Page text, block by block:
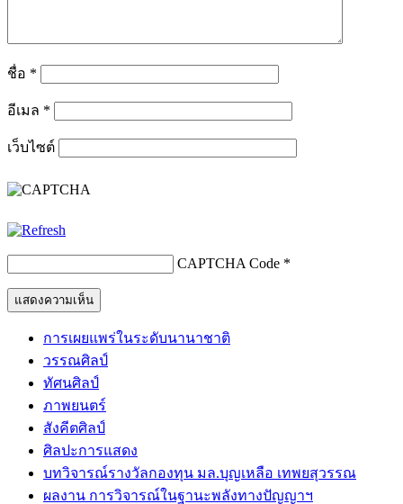
ชื่อ *
อีเมล *
เว็บไซต์
CAPTCHA Code *
การเผยแพร่ในระดับนานาชาติ
วรรณศิลป์
ทัศนศิลป์
ภาพยนตร์
สังคีตศิลป์
ศิลปะการแสดง
บทวิจารณ์รางวัลกองทุน มล.บุญเหลือ เทพยสุวรรณ
ผลงาน การวิจารณ์ในฐานะพลังทางปัญญาฯ